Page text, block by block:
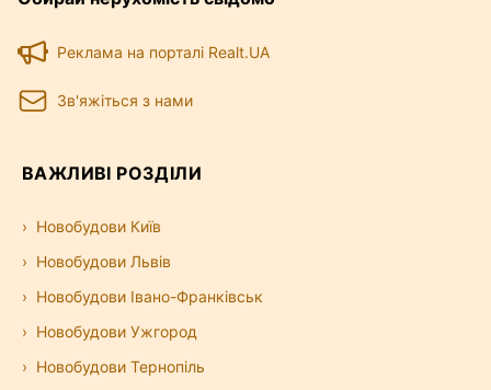
Реклама на порталі Realt.UA
Зв'яжіться з нами
ВАЖЛИВІ РОЗДІЛИ
Новобудови Київ
Новобудови Львів
Новобудови Івано-Франківськ
Новобудови Ужгород
Новобудови Тернопіль